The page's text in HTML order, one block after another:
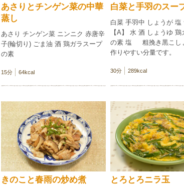
赤ワイン 白ワイン
検索
あさりとチンゲン菜の中華
蒸し
あさり チンゲン菜 ニンニク 赤唐辛
子(輪切り) ごま油 酒 鶏ガラスープ
の素
15分 64kcal
白菜と手羽のスー
白菜 手羽中 しょうが 塩
【A】 水 酒 しょうゆ
の素 塩 粗挽き黒こ
作りやすい分量です。
30分 289kcal
きのこと春雨の炒め煮 とろとろニラ玉